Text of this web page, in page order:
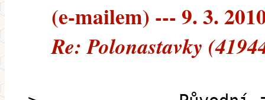
(e-mailem) --- 9. 3.
Re: Polonastavky